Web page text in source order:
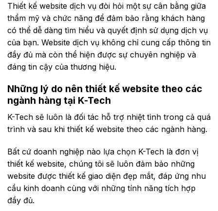
Thiết kế website dịch vụ đòi hỏi một sự cân bằng giữa
thẩm mỹ và chức năng để đảm bảo rằng khách hàng
có thể dễ dàng tìm hiểu và quyết định sử dụng dịch vụ
của bạn. Website dịch vụ không chỉ cung cấp thông tin
đầy đủ mà còn thể hiện được sự chuyên nghiệp và
đáng tin cậy của thương hiệu.
Những lý do nên thiết kế website theo các
ngành hàng tại K-Tech
K-Tech sẽ luôn là đối tác hỗ trợ nhiệt tình trong cả quá
trình và sau khi thiết kế website theo các ngành hàng.
Bất cứ doanh nghiệp nào lựa chọn K-Tech là đơn vị
thiết kế website, chúng tôi sẽ luôn đảm bảo những
website được thiết kế giao diện đẹp mắt, đáp ứng nhu
cầu kinh doanh cùng với những tính năng tích hợp
đầy đủ.